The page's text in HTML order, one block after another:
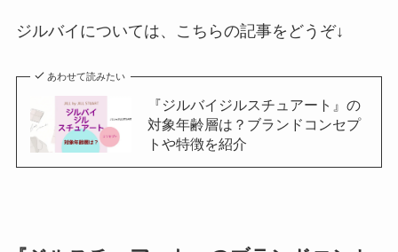
ジルバイについては、こちらの記事をどうぞ↓
あわせて読みたい
『ジルバイジルスチュアート』の
対象年齢層は？ブランドコンセプ
トや特徴を紹介